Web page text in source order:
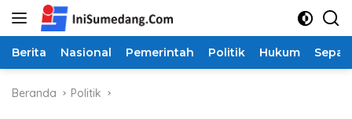
Langsung
Berita Nasional Pemerintah Politik Hukum
Beranda Politik